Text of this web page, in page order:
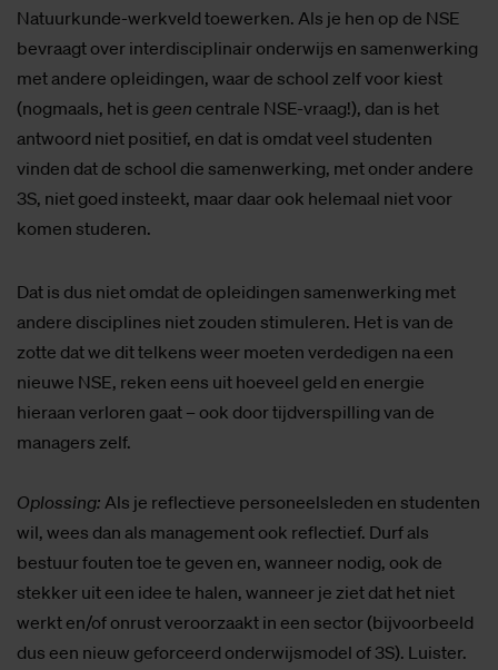
Natuurkunde-werkveld toewerken. Als je hen op de NSE
bevraagt over interdisciplinair onderwijs en samenwerking
met andere opleidingen, waar de school zelf voor kiest
(nogmaals, het is geen centrale NSE-vraag!), dan is het
antwoord niet positief, en dat is omdat veel studenten
vinden dat de school die samenwerking, met onder andere
3S, niet goed insteekt, maar daar ook helemaal niet voor
komen studeren.
Dat is dus niet omdat de opleidingen samenwerking met
andere disciplines niet zouden stimuleren. Het is van de
zotte dat we dit telkens weer moeten verdedigen na een
nieuwe NSE, reken eens uit hoeveel geld en energie
hieraan verloren gaat – ook door tijdverspilling van de
managers zelf.
Oplossing: Als je reflectieve personeelsleden en studenten
wil, wees dan als management ook reflectief. Durf als
bestuur fouten toe te geven en, wanneer nodig, ook de
stekker uit een idee te halen, wanneer je ziet dat het niet
werkt en/of onrust veroorzaakt in een sector (bijvoorbeeld
dus een nieuw geforceerd onderwijsmodel of 3S). Luister.